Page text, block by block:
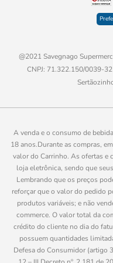
@2021 Savegnago
CNPJ: 71.322.150/0039-
A venda e o consumo de
18 anos.Durante as compras,
valor do Carrinho. As ofertas e
loja eletrônica, sendo que
Lembrando que os preços
reforçar que o valor do pedido
produtos variáveis; e não
commerce. O valor total da
crédito do cliente no dia do
possuem quantidades
Defesa do Consumidor (artigo